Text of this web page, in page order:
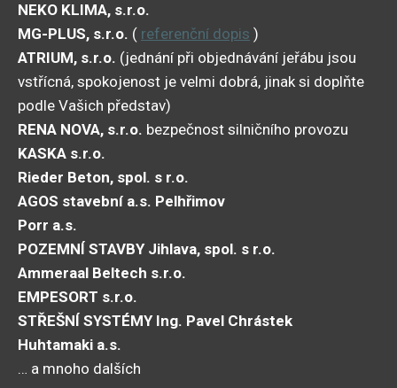
NEKO KLIMA, s.r.o.
MG-PLUS, s.r.o. ( referenční dopis )
ATRIUM, s.r.o. (jednání při objednávání jeřábu jsou
vstřícná, spokojenost je velmi dobrá, jinak si doplňte
podle Vašich představ)
RENA NOVA, s.r.o. bezpečnost silničního provozu
KASKA s.r.o.
Rieder Beton, spol. s r.o.
AGOS stavební a.s. Pelhřimov
Porr a.s.
POZEMNÍ STAVBY Jihlava, spol. s r.o.
Ammeraal Beltech s.r.o.
EMPESORT s.r.o.
STŘEŠNÍ SYSTÉMY Ing. Pavel Chrástek
Huhtamaki a.s.
… a mnoho dalších